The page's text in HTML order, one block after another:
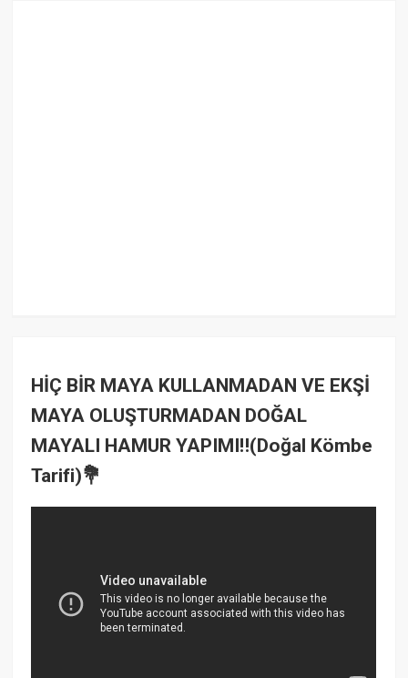
HİÇ BİR MAYA KULLANMADAN VE EKŞİ
MAYA OLUŞTURMADAN DOĞAL
MAYALI HAMUR YAPIMI‼️(Doğal Kömbe
Tarifi)💐